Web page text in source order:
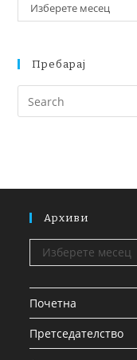
Изберете месец
Пребарај
Архиви
Изберете месец
Почетна
Претседателство